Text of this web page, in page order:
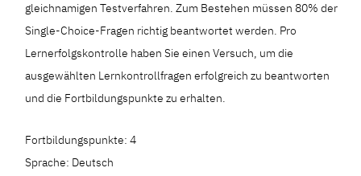
gleichnamigen Testverfahren. Zum Bestehen müssen 80% der
Single-Choice-Fragen richtig beantwortet werden. Pro
Lernerfolgskontrolle haben Sie einen Versuch, um die
ausgewählten Lernkontrollfragen erfolgreich zu beantworten
und die Fortbildungspunkte zu erhalten.
Fortbildungspunkte: 4
Sprache: Deutsch